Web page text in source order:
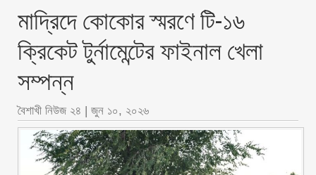
মাদ্রিদে কোকোর স্মরণে টি-১৬
ক্রিকেট টুর্নামেন্টের ফাইনাল খেলা
সম্পন্ন
বৈশাখী নিউজ ২৪ | জুন ১০, ২০২৬